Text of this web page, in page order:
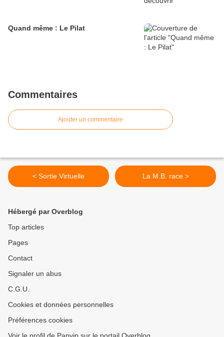
Quand même : Le Pilat
Commentaires
Ajouter un commentaire
< Sortie Virtuelle La M.B. race >
Hébergé par Overblog
Top articles
Pages
Contact
Signaler un abus
C.G.U.
Cookies et données personnelles
Préférences cookies